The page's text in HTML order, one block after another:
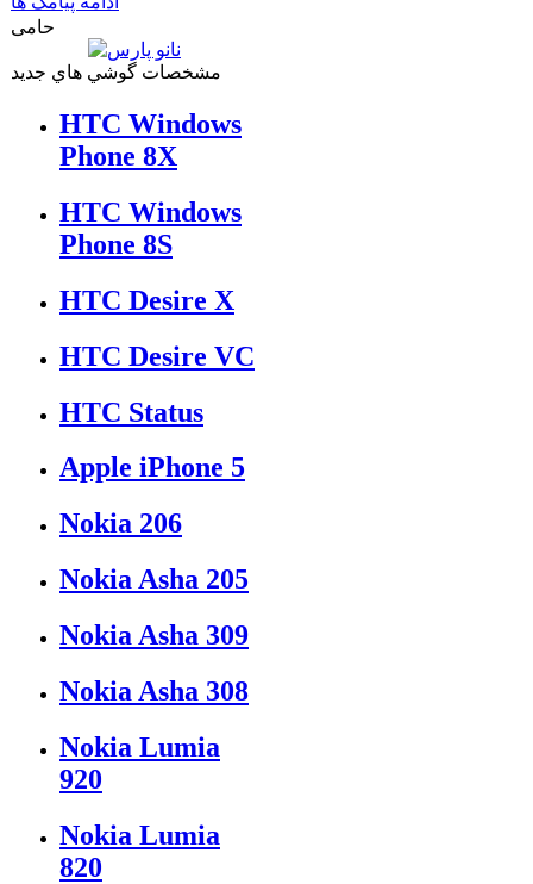
حامی
مشخصات گوشي هاي جديد
HTC Windows
Phone 8X
HTC Windows
Phone 8S
HTC Desire X
HTC Desire VC
HTC Status
Apple iPhone 5
Nokia 206
Nokia Asha 205
Nokia Asha 309
Nokia Asha 308
Nokia Lumia
920
Nokia Lumia
820